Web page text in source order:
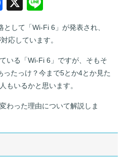
c
b
o
o
e
して「Wi-Fi 6」が発表され、
応しています。
いる「Wi-Fi 6」ですが、そもそ
ったっけ？今まで5とか4とか見た
もいるかと思います。
わった理由について解説しま